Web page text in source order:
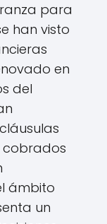
para
han visto
en
del
cobrados
ámbito
un